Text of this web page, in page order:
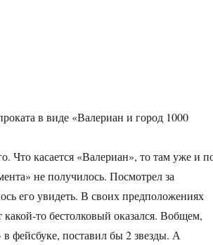
в виде «Валериан и город 1000
Что касается «Валериан», то там уже и
не получилось. Посмотрел за
его увидеть. В своих предположениях
то бестолковый оказался. Вобщем,
фейсбуке, поставил бы 2 звезды. А